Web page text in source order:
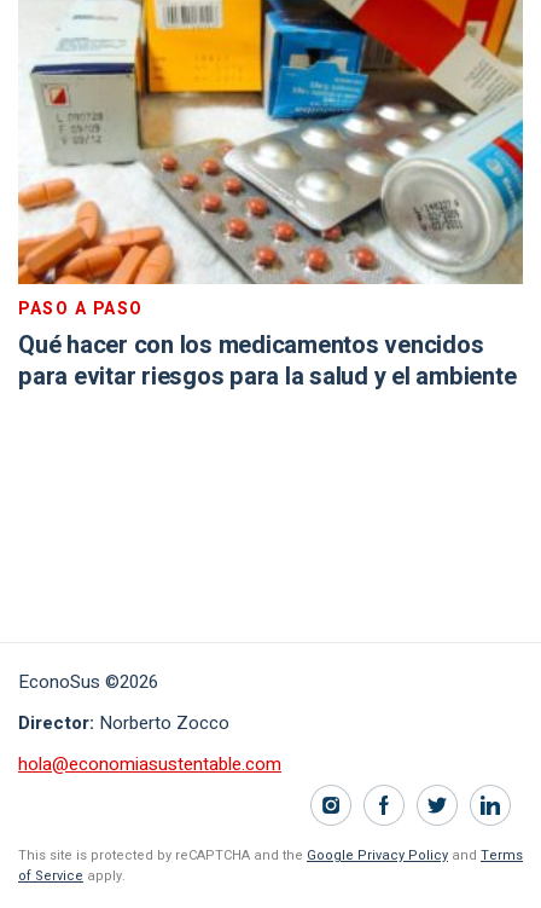
PASO A PASO
Qué hacer con los medicamentos vencidos
para evitar riesgos para la salud y el ambiente
EconoSus ©2026
Director: Norberto Zocco
hola@economiasustentable.com
This site is protected by reCAPTCHA and the Google Privacy Policy and Terms
of Service apply.